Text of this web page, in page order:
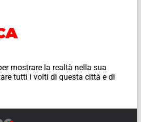
mostrare la realtà nella sua
tutti i volti di questa città e di